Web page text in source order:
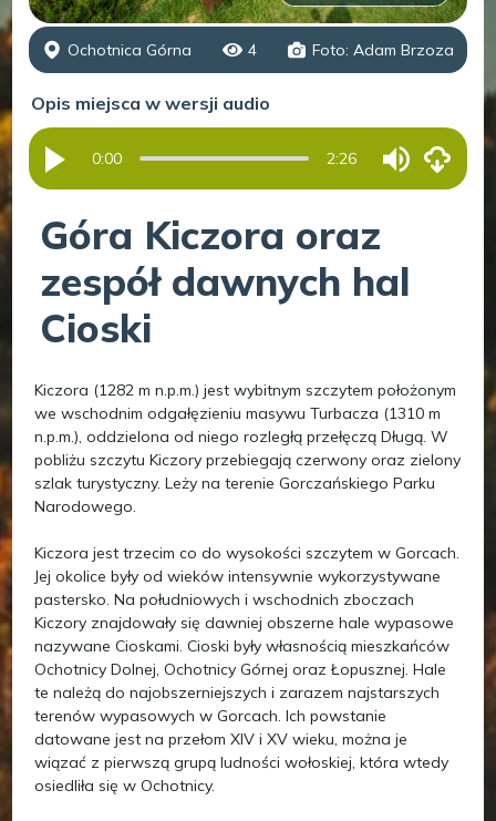
Ochotnica Górna 4 Foto: Adam Brzoza
Opis miejsca w wersji audio
0:00 2:26
Góra Kiczora oraz
zespół dawnych hal
Cioski
Kiczora (1282 m n.p.m.) jest wybitnym szczytem położonym
we wschodnim odgałęzieniu masywu Turbacza (1310 m
n.p.m.), oddzielona od niego rozległą przełęczą Długą. W
pobliżu szczytu Kiczory przebiegają czerwony oraz zielony
szlak turystyczny. Leży na terenie Gorczańskiego Parku
Narodowego.
Kiczora jest trzecim co do wysokości szczytem w Gorcach.
Jej okolice były od wieków intensywnie wykorzystywane
pastersko. Na południowych i wschodnich zboczach
Kiczory znajdowały się dawniej obszerne hale wypasowe
nazywane Cioskami. Cioski były własnością mieszkańców
Ochotnicy Dolnej, Ochotnicy Górnej oraz Łopusznej. Hale
te należą do najobszerniejszych i zarazem najstarszych
terenów wypasowych w Gorcach. Ich powstanie
datowane jest na przełom XIV i XV wieku, można je
wiązać z pierwszą grupą ludności wołoskiej, która wtedy
osiedliła się w Ochotnicy.